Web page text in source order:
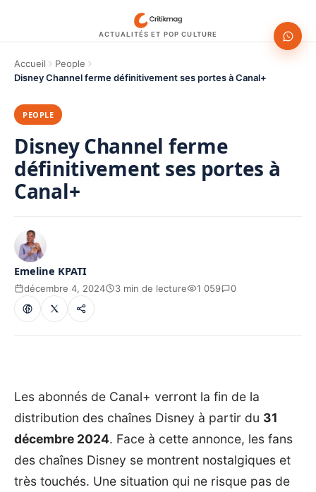
ACTUALITÉS ET POP CULTURE
Accueil
People
Disney Channel ferme définitivement ses portes à Canal+
PEOPLE
Disney Channel ferme
définitivement ses portes à
Canal+
Emeline KPATI
décembre 4, 2024 3 min de lecture 1 059 0
Les abonnés de Canal+ verront la fin de la
distribution des chaînes Disney à partir du 31
décembre 2024. Face à cette annonce, les fans
des chaînes Disney se montrent nostalgiques et
très touchés. Une situation qui ne risque pas de